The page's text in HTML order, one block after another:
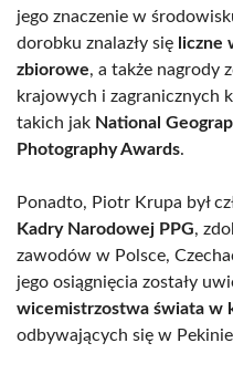
jego znaczenie w
dorobku znalazły się liczne
zbiorowe, a także nagrody
krajowych i zagranicznych
takich jak National
Photography Awards.
Ponadto, Piotr Krupa był
Kadry Narodowej PPG,
zawodów w Polsce,
jego osiągnięcia zostały
wicemistrzostwa świata w
odbywających się w